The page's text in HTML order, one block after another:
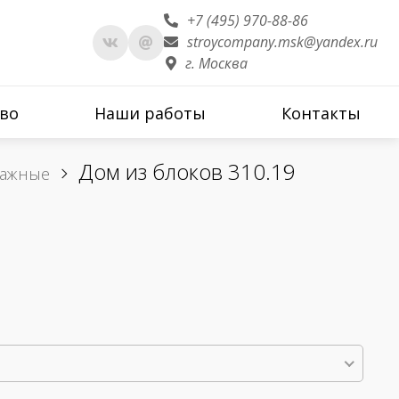
+7 (495) 970-88-86
stroycompany.msk@yandex.ru
г. Москва
Наши работы Контакты
Дом из блоков 310.19